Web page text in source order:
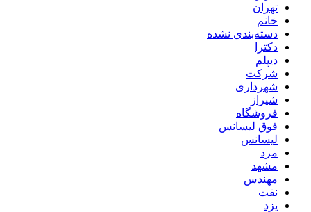
تهران
خانم
دسته‌بندی نشده
دکترا
دیپلم
شرکت
شهرداری
شیراز
فروشگاه
فوق لیسانس
لیسانس
مرد
مشهد
مهندس
نفت
یزد